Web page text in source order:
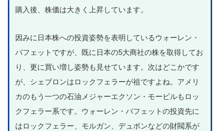
購入後、株価は大きく上昇しています。
因みに日本株への投資姿勢を表明しているウォーレン・
バフェットですが、既に日本の5大商社の株を取得してお
り、更に買い増し姿勢も見せています。次はどこかです
が、シェブロンはロックフェラーが祖ですよね。アメリ
カのもう一つの石油メジャーエクソン・モービルもロッ
クフェラー系です。ウォーレン・バフェットの投資先に
はロックフェラー、モルガン、デュポンなどの財閥系が